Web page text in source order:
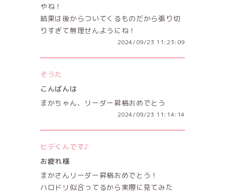
やね！
結果は後からついてくるものだから張り切
りすぎて無理せんようにね！
2024/09/23 11:23:09
そうた
こんばんは
まかちゃん、リーダー昇格おめでとう
2024/09/23 11:14:14
ヒデくんです♪
お疲れ様
まかさんリーダー昇格おめでとう！
ハロドリ似合ってるから実際に見てみた